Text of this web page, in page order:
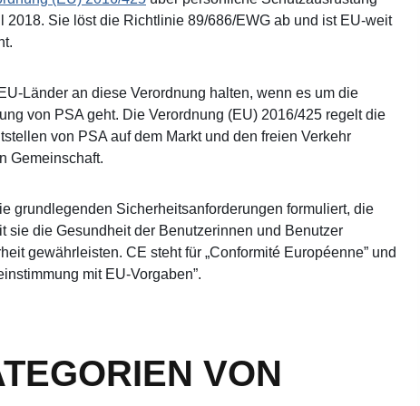
2018. Sie löst die Richtlinie 89/686/EWG ab und ist EU-weit
Länder an diese Verordnung halten, wenn es um die
von PSA geht. Die Verordnung (EU) 2016/425 regelt die
von PSA auf dem Markt und den freien Verkehr
Gemeinschaft.
grundlegenden Sicherheitsanforderungen formuliert, die
sie die Gesundheit der Benutzerinnen und Benutzer
gewährleisten. CE steht für „Conformité Européenne” und
mit EU-Vorgaben”.
VON